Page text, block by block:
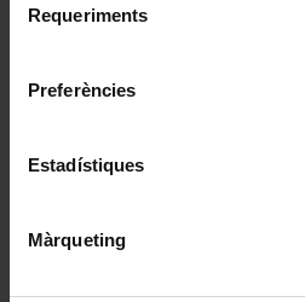
consultar laPolítica de galetes
Requeriments
Preferències
Estadístiques
Màrqueting
1994